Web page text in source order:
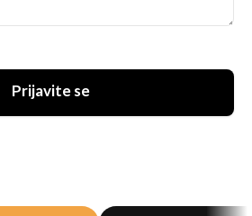
Prijavite se